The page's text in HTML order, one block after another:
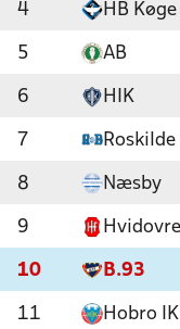
4 HB Køge
5 AB
6 HIK
7 Roskilde
8 Næsby
9
10 B.93
11 Hobro IK